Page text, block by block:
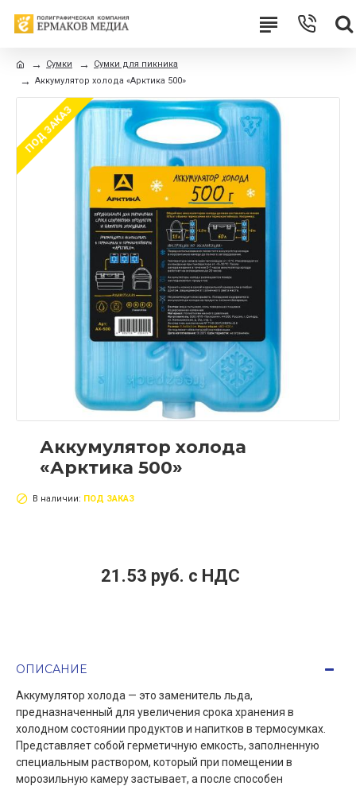
Сумки
Сумки для пикника
Аккумулятор холода «Арктика 500»
ПОД ЗАКАЗ
Аккумулятор холода
«Арктика 500»
В наличии: ПОД ЗАКАЗ
21.53 руб. c НДС
ОПИСАНИЕ
Аккумулятор холода — это заменитель льда,
предназначенный для увеличения срока хранения в
холодном состоянии продуктов и напитков в термосумках.
Представляет собой герметичную емкость, заполненную
специальным раствором, который при помещении в
морозильную камеру застывает, а после способен